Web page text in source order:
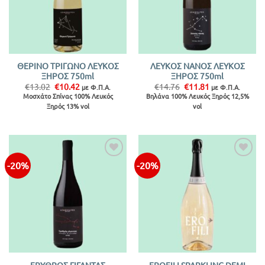
ΘΕΡΙΝΟ ΤΡΙΓΩΝΟ ΛΕΥΚΟΣ
ΞΗΡΟΣ 750ml
€13.02 Original
price
was:
€13.02.
€10.42 Η
τρέχουσα
τιμή
είναι:
με Φ.Π.Α.
Μοσχάτο Σπίνας 100% Λευκός
Ξηρός 13% vol
ΛΕΥΚΟΣ ΝΑΝΟΣ ΛΕΥΚΟΣ
ΞΗΡΟΣ 750ml
€14.76 Original
price
was:
€14.76.
€11.81 Η
τρέχουσα
τιμή
με Φ.Π.Α.
Βηλάνα 100% Λευκός Ξηρός 12,5%
vol
-20% -20%